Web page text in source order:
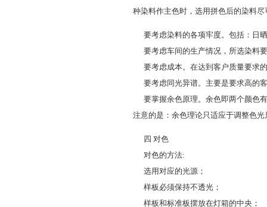
种染料作主色时，选用拼色后的染料
要考虑染料的各项牢度。包括：日
要考虑车间的生产情况，所选染料
要考虑成本。在达到客户质量要求
要考虑同光异谱。主要是要求高的
要掌握余色原理。余色即两个颜色
注意的是：余色理论只适应于调整色
四 对色
对色的方法:
选用对应的光源；
样板必须保持不透光；
样板和标准板摆放在灯箱的中央；